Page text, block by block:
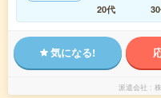
20代
気になる!
派遣会社